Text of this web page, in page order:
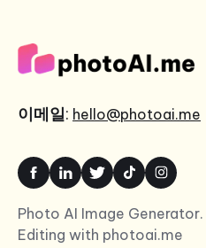
이메일: hello@photoai.me
Photo AI Image
Editing with photoai.me